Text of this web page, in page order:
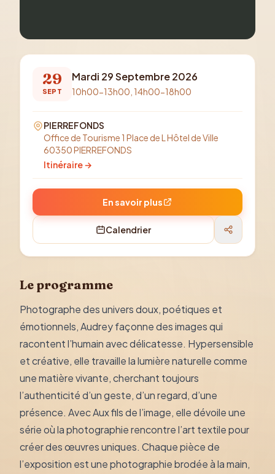
29
SEPT
Mardi 29 Septembre 2026
10h00-13h00, 14h00-18h00
PIERREFONDS
Office de Tourisme 1 Place de L Hôtel de Ville
60350 PIERREFONDS
Itinéraire →
En savoir plus
Calendrier
Le programme
Photographe des univers doux, poétiques et
émotionnels, Audrey façonne des images qui
racontent l’humain avec délicatesse. Hypersensible
et créative, elle travaille la lumière naturelle comme
une matière vivante, cherchant toujours
l’authenticité d’un geste, d’un regard, d’une
présence. Avec Aux fils de l’image, elle dévoile une
série où la photographie rencontre l’art textile pour
créer des œuvres uniques. Chaque pièce de
l’exposition est une photographie brodée à la main,